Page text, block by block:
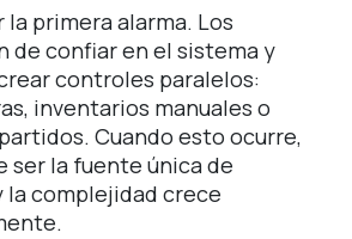
la primera alarma. Los
de confiar en el sistema y
controles paralelos:
inventarios manuales o
Cuando esto ocurre,
ser la fuente única de
la complejidad crece